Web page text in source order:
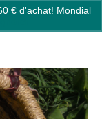
€ d'achat! Mondial